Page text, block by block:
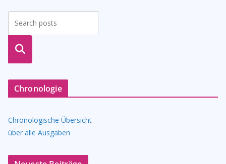
suche
Chronologie
Chronologische Übersicht
über alle Ausgaben